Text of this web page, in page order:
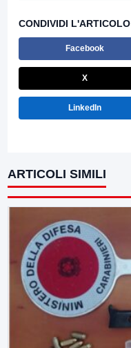
CONDIVIDI L'ARTICOLO
Facebook
X
LinkedIn
ARTICOLI SIMILI